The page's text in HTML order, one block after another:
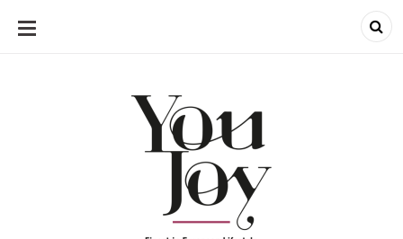
SKIP